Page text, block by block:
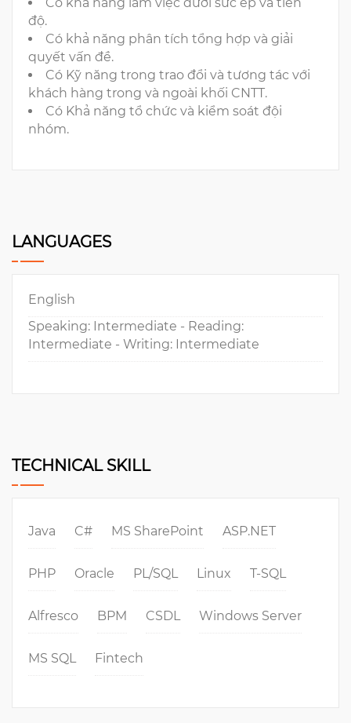
độ.
Có khả năng phân tích tổng hợp và giải
quyết vấn đề.
Có Kỹ năng trong trao đổi và tương tác với
khách hàng trong và ngoài khối CNTT.
Có Khả năng tổ chức và kiểm soát đội
nhóm.
LANGUAGES
English
Speaking: Intermediate - Reading:
Intermediate - Writing: Intermediate
TECHNICAL SKILL
Java C# MS SharePoint ASP.NET
PHP Oracle PL/SQL Linux T-SQL
Alfresco BPM CSDL Windows Server
MS SQL Fintech